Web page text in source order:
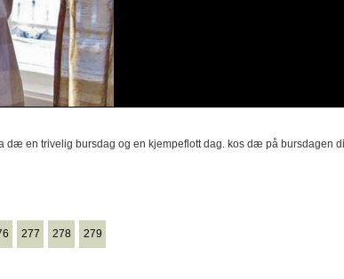
dæ en trivelig bursdag og en kjempeflott dag. kos dæ på bursdagen
277 278 279